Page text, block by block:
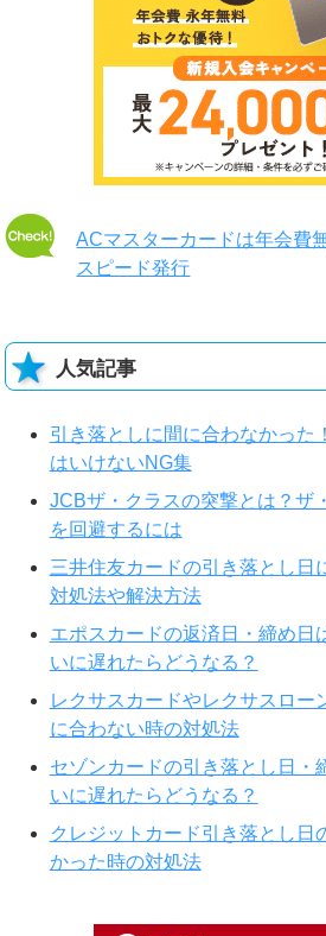
ACマスターカードは年会費
スピード発行
人気記事
引き落としに間に合わなかった
はいけないNG集
JCBザ・クラスの突撃とは？ザ
を回避するには
三井住友カードの引き落とし日
対処法や解決方法
エポスカードの返済日・締め日
いに遅れたらどうなる？
レクサスカードやレクサスロー
に合わない時の対処法
セゾンカードの引き落とし日・
いに遅れたらどうなる？
クレジットカード引き落とし日
かった時の対処法